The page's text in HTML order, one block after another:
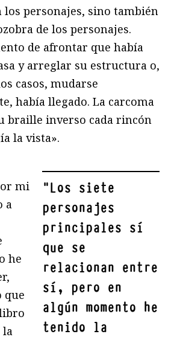
los personajes, sino también
de los personajes.
de afrontar que había
y arreglar su estructura o,
casos, mudarse
había llegado. La carcoma
braille inverso cada rincón
la vista».
"Los siete
personajes
principales sí
que se
relacionan entre
sí, pero en
algún momento he
tenido la
mi
a
he
que
la